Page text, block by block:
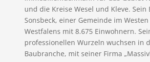
und die Kreise Wesel und Kleve. Sein
Sonsbeck, einer Gemeinde im
Westfalens mit 8.675 Einwohnern.
professionellen Wurzeln wuchsen in
Baubranche, mit seiner Firma